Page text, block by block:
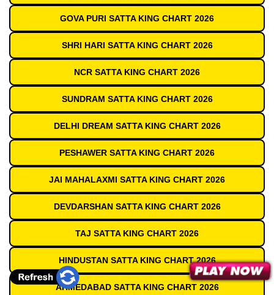
GOVA PURI SATTA KING CHART 2026
SHRI HARI SATTA KING CHART 2026
NCR SATTA KING CHART 2026
SUNDRAM SATTA KING CHART 2026
DELHI DREAM SATTA KING CHART 2026
PESHAWER SATTA KING CHART 2026
JAI MAHALAXMI SATTA KING CHART 2026
DEVDARSHAN SATTA KING CHART 2026
TAJ SATTA KING CHART 2026
HINDUSTAN SATTA KING CHART 2026
AHMEDABAD SATTA KING CHART 2026